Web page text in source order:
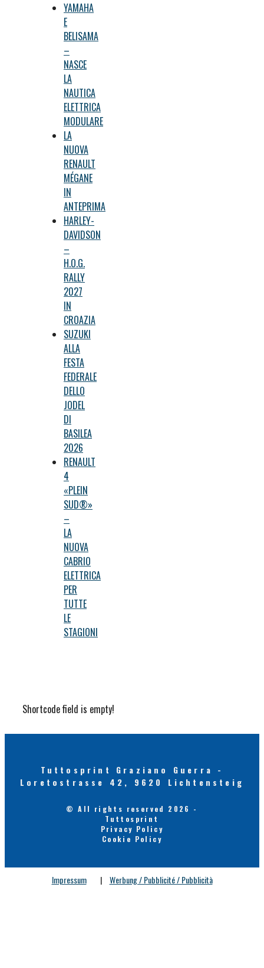
YAMAHA
E
BELISAMA
–
NASCE
LA
NAUTICA
ELETTRICA
MODULARE
LA
NUOVA
RENAULT
MÉGANE
IN
ANTEPRIMA
HARLEY-
DAVIDSON
–
H.O.G.
RALLY
2027
IN
CROAZIA
SUZUKI
ALLA
FESTA
FEDERALE
DELLO
JODEL
DI
BASILEA
2026
RENAULT
4
«PLEIN
SUD®»
–
LA
NUOVA
CABRIO
ELETTRICA
PER
TUTTE
LE
STAGIONI
Shortcode field is empty!
Tuttosprint Graziano Guerra -
Loretostrasse 42, 9620 Lichtensteig
© All rights reserved 2026 -
Tuttosprint
Privacy Policy
Cookie Policy
Impressum | Werbung / Pubblicité / Pubblicità